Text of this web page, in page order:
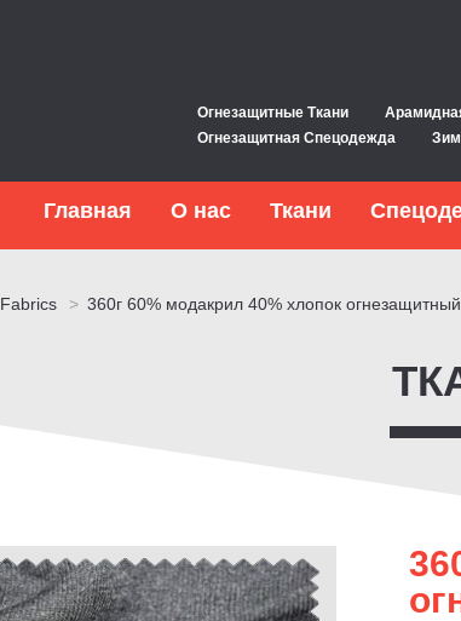
Огнезащитные Ткани
Огнезащитная Спецодежда
Главная О нас Ткани
Fabrics > 360г 60% модакрил 40% хлопок